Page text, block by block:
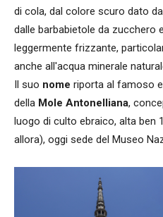
di cola, dal colore scuro dato
dalle barbabietole da zucchero
leggermente frizzante,
anche all'acqua minerale
Il suo nome riporta al famoso
della Mole Antonelliana,
luogo di culto ebraico, alta ben
allora), oggi sede del Museo